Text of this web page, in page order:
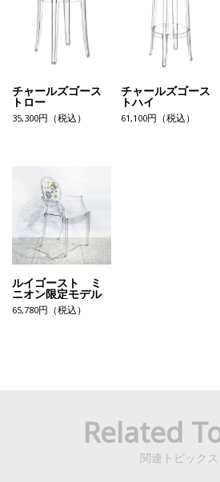
チャールズゴース
トロー
35,300円（税込）
チャールズゴース
トハイ
61,100円（税込）
ルイゴースト ミ
ニオン限定モデル
65,780円（税込）
Related
関連トピックス